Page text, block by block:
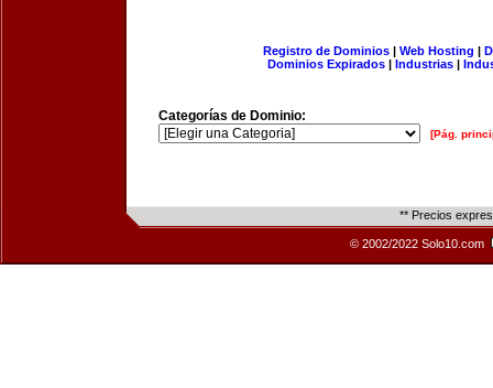
Registro de Dominios| Web Hosting |
Dominios Expirados | Industrias |
Categorías de Dominio:
[Pág.
** Precios
© 2002/2022 Solo10.com